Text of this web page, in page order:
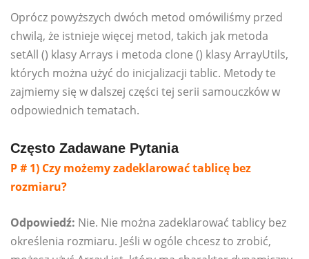
Oprócz powyższych dwóch metod omówiliśmy przed
chwilą, że istnieje więcej metod, takich jak metoda
setAll () klasy Arrays i metoda clone () klasy ArrayUtils,
których można użyć do inicjalizacji tablic. Metody te
zajmiemy się w dalszej części tej serii samouczków w
odpowiednich tematach.
Często Zadawane Pytania
P # 1) Czy możemy zadeklarować tablicę bez
rozmiaru?
Odpowiedź: Nie. Nie można zadeklarować tablicy bez
określenia rozmiaru. Jeśli w ogóle chcesz to zrobić,